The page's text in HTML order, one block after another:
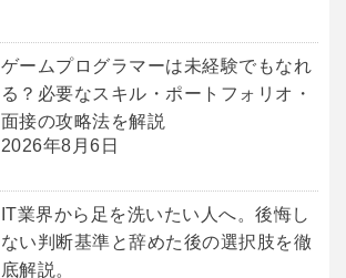
ゲームプログラマーは未経験でもなれ
る？必要なスキル・ポートフォリオ・
面接の攻略法を解説
2026年8月6日
IT業界から足を洗いたい人へ。後悔し
ない判断基準と辞めた後の選択肢を徹
底解説。